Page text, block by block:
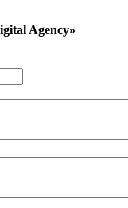
Agency»